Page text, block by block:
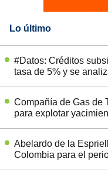
Lo último
#Datos: Créditos
tasa de 5% y se
Compañía de Gas de
para explotar
Abelardo de la
Colombia para el